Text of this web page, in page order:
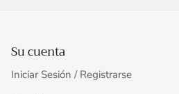
Su cuenta
Iniciar Sesión / Registrarse